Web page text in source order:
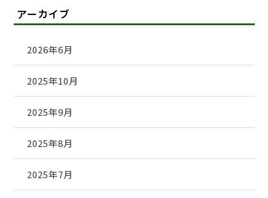
アーカイブ
2026年6月
2025年10月
2025年9月
2025年8月
2025年7月